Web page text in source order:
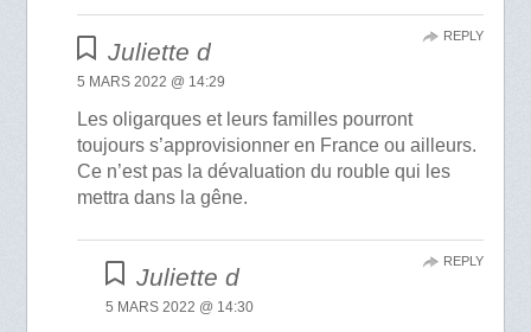
Juliette d
5 MARS 2022 @ 14:29
Les oligarques et leurs familles pourront
toujours s’approvisionner en France ou ailleurs.
Ce n’est pas la dévaluation du rouble qui les
mettra dans la gêne.
REPLY
Juliette d
5 MARS 2022 @ 14:30
REPLY